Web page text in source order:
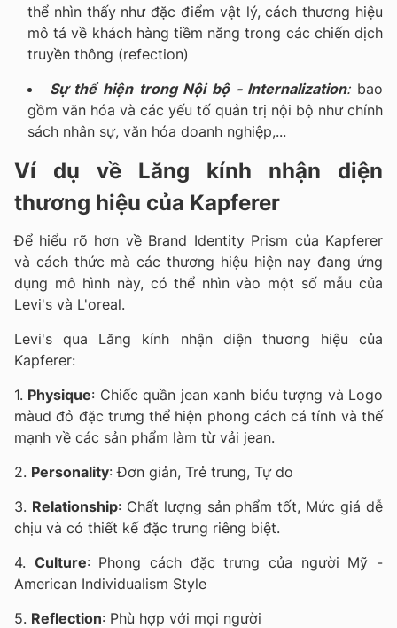
thể nhìn thấy như đặc điểm vật lý, cách thương hiệu
mô tả về khách hàng tiềm năng trong các chiến dịch
truyền thông (refection)
Sự thể hiện trong Nội bộ - Internalization:bao
gồm văn hóa và các yếu tố quản trị nội bộ như chính
sách nhân sự, văn hóa doanh nghiệp,...
Ví dụ về Lăng kính nhận diện
thương hiệu của Kapferer
Để hiểu rõ hơn về Brand Identity Prism của Kapferer
và cách thức mà các thương hiệu hiện nay đang ứng
dụng mô hình này, có thể nhìn vào một số mẫu của
Levi's và L'oreal.
Levi's qua Lăng kính nhận diện thương hiệu của
Kapferer:
1. Physique: Chiếc quần jean xanh biẻu tượng và Logo
màud đỏ đặc trưng thể hiện phong cách cá tính và thế
mạnh về các sản phẩm làm từ vải jean.
2. Personality: Đơn giản, Trẻ trung, Tự do
3. Relationship: Chất lượng sản phẩm tốt, Mức giá dễ
chịu và có thiết kế đặc trưng riêng biệt.
4. Culture: Phong cách đặc trưng của người Mỹ -
American Individualism Style
5. Reflection: Phù hợp với mọi người